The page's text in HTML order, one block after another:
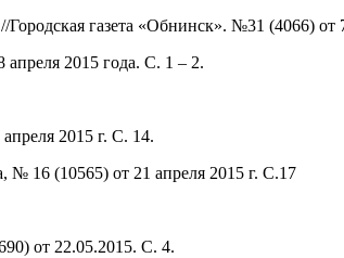
газета «Обнинск». №31 (4066) от
2015 года. С. 1 – 2.
2015 г. С. 14.
№ 16 (10565) от 21 апреля 2015 г. С.17
от 22.05.2015. С. 4.